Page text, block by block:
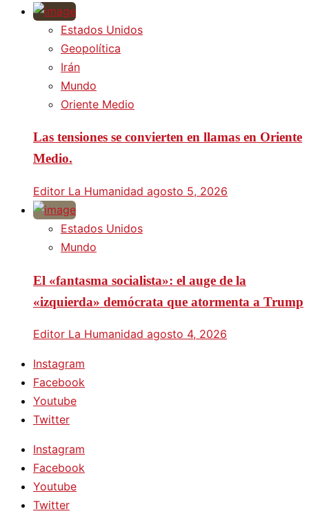
Estados Unidos
Geopolítica
Irán
Mundo
Oriente Medio
Las tensiones se convierten en llamas en Oriente
Medio.
Editor La Humanidad agosto 5, 2026
Estados Unidos
Mundo
El «fantasma socialista»: el auge de la
«izquierda» demócrata que atormenta a Trump
Editor La Humanidad agosto 4, 2026
Instagram
Facebook
Youtube
Twitter
Instagram
Facebook
Youtube
Twitter